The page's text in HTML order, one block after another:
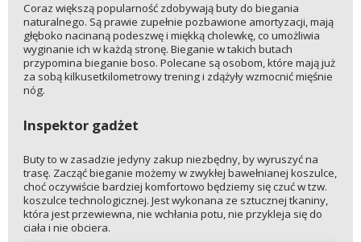
Coraz większą popularność zdobywają buty do biegania
naturalnego. Są prawie zupełnie pozbawione amortyzacji, mają
głęboko nacinaną podeszwę i miękką cholewkę, co umożliwia
wyginanie ich w każdą stronę. Bieganie w takich butach
przypomina bieganie boso. Polecane są osobom, które mają już
za sobą kilkusetkilometrowy trening i zdążyły wzmocnić mięśnie
nóg.
Inspektor gadżet
Buty to w zasadzie jedyny zakup niezbędny, by wyruszyć na
trasę. Zacząć bieganie możemy w zwykłej bawełnianej koszulce,
choć oczywiście bardziej komfortowo będziemy się czuć w tzw.
koszulce technologicznej. Jest wykonana ze sztucznej tkaniny,
która jest przewiewna, nie wchłania potu, nie przykleja się do
ciała i nie obciera.